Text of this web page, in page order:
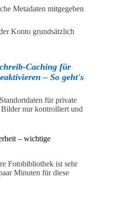
Metadaten mitgegeben
Konto grundsätzlich
Caching für
– So geht's
für private
nur kontrolliert und
– wichtige
Fotobibliothek ist sehr
Minuten für diese